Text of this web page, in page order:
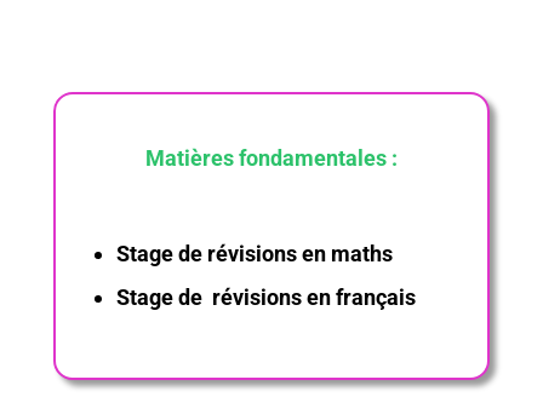
Matières fondamentales :
Stage de révisions en maths
Stage de révisions en français